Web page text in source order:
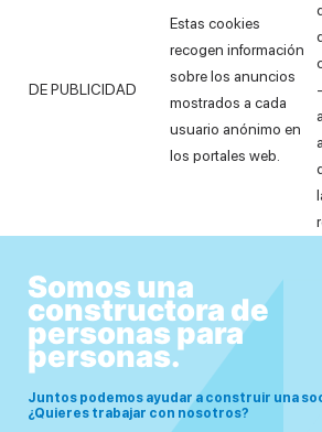
DE PUBLICIDAD
Estas cookies
recogen información
sobre los anuncios
mostrados a cada
usuario anónimo en
los portales web.
Somos una
constructora de
personas para
personas.
Juntos podemos ayudar a construir una
¿Quieres trabajar con nosotros?